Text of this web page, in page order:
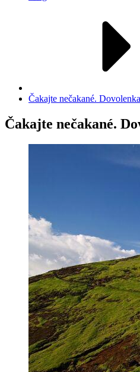
Čakajte nečakané.
Čakajte nečakané.